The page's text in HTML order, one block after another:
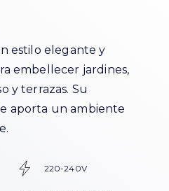
estilo elegante y
embellecer jardines,
y terrazas. Su
aporta un ambiente
220-240V